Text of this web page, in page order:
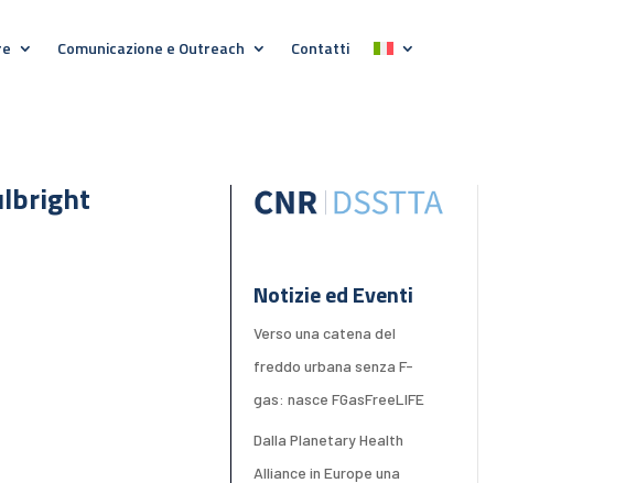
Comunicazione e Outreach Contatti
Notizie ed Eventi
Verso una catena del
freddo urbana senza F-
gas: nasce FGasFreeLIFE
Dalla Planetary Health
Alliance in Europe una